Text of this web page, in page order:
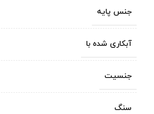
جنس پایه
آبکاری شده با
جنسیت
سنگ